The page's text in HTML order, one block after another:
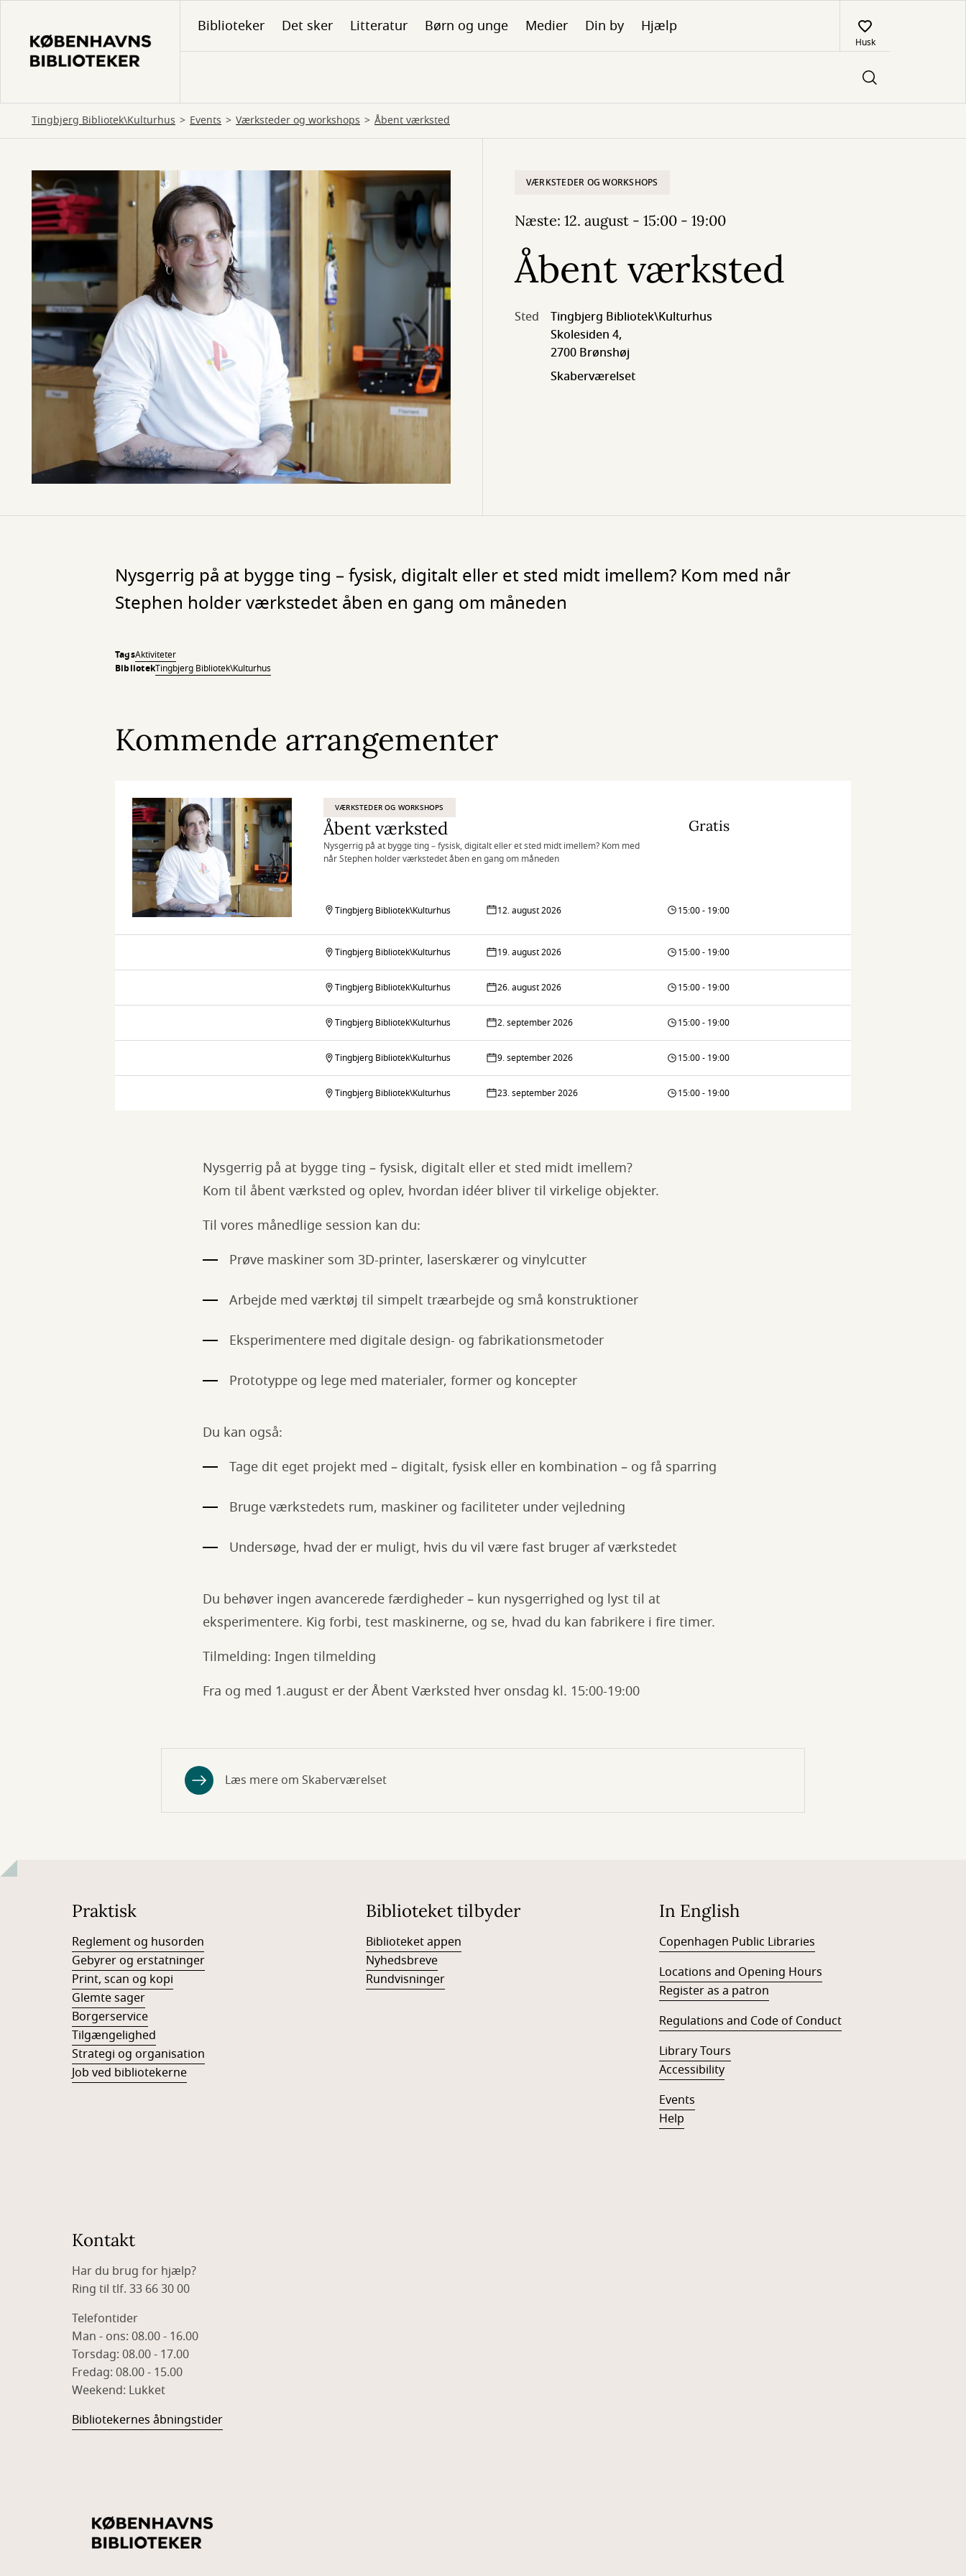
hovedindhold
Biblioteker Det sker Litteratur Børn og unge Medier Din by Hjælp
Husk
Tingbjerg Bibliotek\Kulturhus Events Værksteder og workshops Åbent værksted
VÆRKSTEDER OG WORKSHOPS
Næste: 12. august - 15:00 - 19:00
Åbent værksted
Sted
Tingbjerg Bibliotek\Kulturhus
Skolesiden 4,
2700 Brønshøj
Skaberværelset
Nysgerrig på at bygge ting – fysisk, digitalt eller et sted midt imellem? Kom med når
Stephen holder værkstedet åben en gang om måneden
TagsAktiviteter
BibliotekTingbjerg Bibliotek\Kulturhus
Kommende arrangementer
VÆRKSTEDER OG WORKSHOPS
Åbent værksted
Nysgerrig på at bygge ting – fysisk, digitalt eller et sted midt imellem? Kom med
når Stephen holder værkstedet åben en gang om måneden
Gratis
Tingbjerg Bibliotek\Kulturhus 12. august 2026 15:00 - 19:00
Tingbjerg Bibliotek\Kulturhus 19. august 2026 15:00 - 19:00
Tingbjerg Bibliotek\Kulturhus 26. august 2026 15:00 - 19:00
Tingbjerg Bibliotek\Kulturhus 2. september 2026 15:00 - 19:00
Tingbjerg Bibliotek\Kulturhus 9. september 2026 15:00 - 19:00
Tingbjerg Bibliotek\Kulturhus 23. september 2026 15:00 - 19:00
Nysgerrig på at bygge ting – fysisk, digitalt eller et sted midt imellem?
Kom til åbent værksted og oplev, hvordan idéer bliver til virkelige objekter.
Til vores månedlige session kan du:
Prøve maskiner som 3D-printer, laserskærer og vinylcutter
Arbejde med værktøj til simpelt træarbejde og små konstruktioner
Eksperimentere med digitale design- og fabrikationsmetoder
Prototyppe og lege med materialer, former og koncepter
Du kan også:
Tage dit eget projekt med – digitalt, fysisk eller en kombination – og få sparring
Bruge værkstedets rum, maskiner og faciliteter under vejledning
Undersøge, hvad der er muligt, hvis du vil være fast bruger af værkstedet
Du behøver ingen avancerede færdigheder – kun nysgerrighed og lyst til at
eksperimentere. Kig forbi, test maskinerne, og se, hvad du kan fabrikere i fire timer.
Tilmelding: Ingen tilmelding
Fra og med 1.august er der Åbent Værksted hver onsdag kl. 15:00-19:00
Læs mere om Skaberværelset
Praktisk
Reglement og husorden
Gebyrer og erstatninger
Print, scan og kopi
Glemte sager
Borgerservice
Tilgængelighed
Strategi og organisation
Job ved bibliotekerne
Biblioteket tilbyder
Biblioteket appen
Nyhedsbreve
Rundvisninger
In English
Copenhagen Public Libraries
Locations and Opening Hours
Register as a patron
Regulations and Code of Conduct
Library Tours
Accessibility
Events
Help
Kontakt
Har du brug for hjælp?
Ring til tlf. 33 66 30 00
Telefontider
Man - ons: 08.00 - 16.00
Torsdag: 08.00 - 17.00
Fredag: 08.00 - 15.00
Weekend: Lukket
Bibliotekernes åbningstider